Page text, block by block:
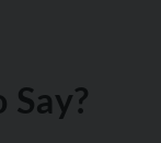
Say?